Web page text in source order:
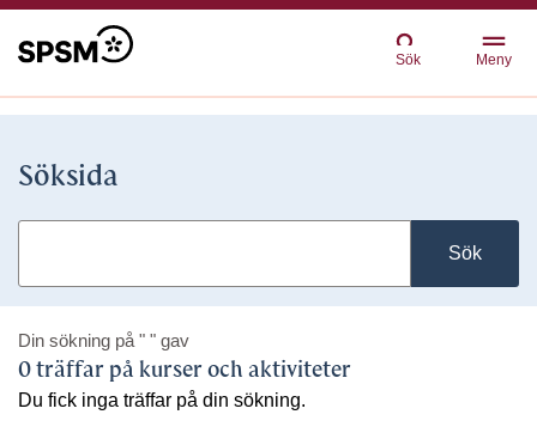
Sök Meny
Söksida
Sök
Din sökning på " " gav
0 träffar på kurser och aktiviteter
Du fick inga träffar på din sökning.